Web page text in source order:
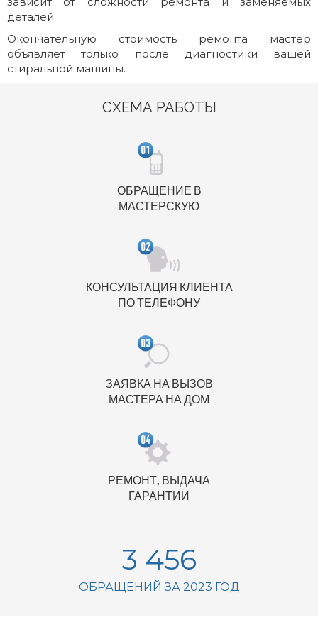
деталей.
Окончательную стоимость ремонта мастер
объявляет только после диагностики вашей
стиральной машины.
СХЕМА РАБОТЫ
ОБРАЩЕНИЕ В
МАСТЕРСКУЮ
КОНСУЛЬТАЦИЯ КЛИЕНТА
ПО ТЕЛЕФОНУ
ЗАЯВКА НА ВЫЗОВ
МАСТЕРА НА ДОМ
РЕМОНТ, ВЫДАЧА
ГАРАНТИИ
3 456
ОБРАЩЕНИЙ ЗА 2023 ГОД